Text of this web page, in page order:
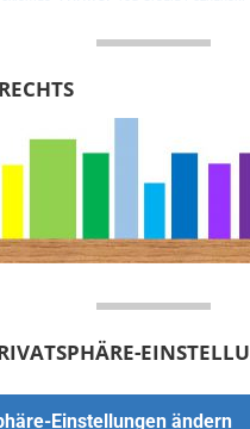
Einstellungen ändern